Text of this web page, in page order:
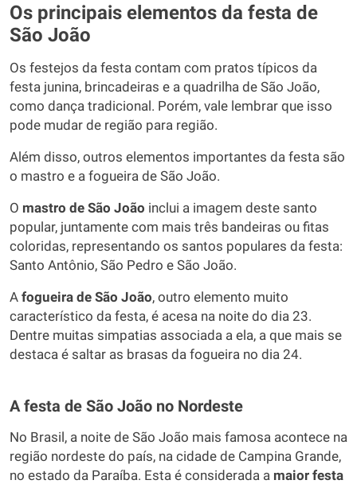
Os principais elementos da festa de
São João
Os festejos da festa contam com pratos típicos da
festa junina, brincadeiras e a quadrilha de São João,
como dança tradicional. Porém, vale lembrar que isso
pode mudar de região para região.
Além disso, outros elementos importantes da festa são
o mastro e a fogueira de São João.
O mastro de São João inclui a imagem deste santo
popular, juntamente com mais três bandeiras ou fitas
coloridas, representando os santos populares da festa:
Santo Antônio, São Pedro e São João.
A fogueira de São João, outro elemento muito
característico da festa, é acesa na noite do dia 23.
Dentre muitas simpatias associada a ela, a que mais se
destaca é saltar as brasas da fogueira no dia 24.
A festa de São João no Nordeste
No Brasil, a noite de São João mais famosa acontece na
região nordeste do país, na cidade de Campina Grande,
no estado da Paraíba. Esta é considerada a maior festa